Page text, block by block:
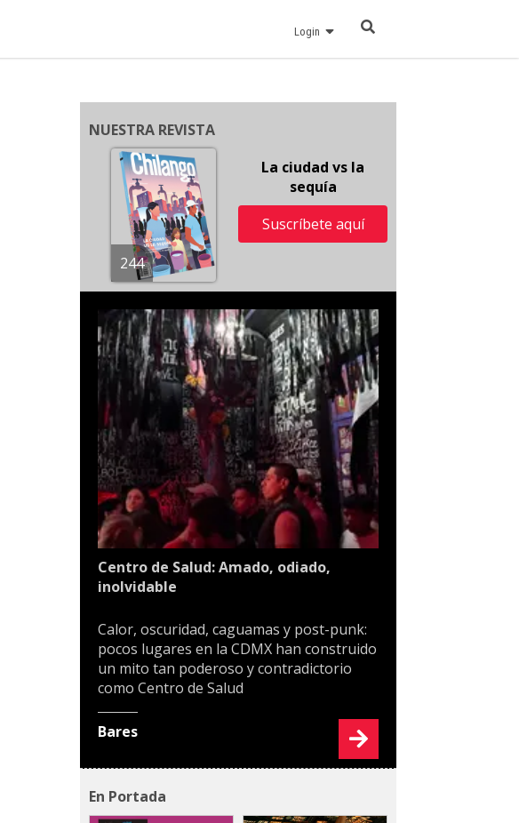
Login
NUESTRA REVISTA
244
La ciudad vs la
sequía
Suscríbete aquí
Centro de Salud: Amado, odiado,
inolvidable
Calor, oscuridad, caguamas y post-punk:
pocos lugares en la CDMX han construido
un mito tan poderoso y contradictorio
como Centro de Salud
Bares
En Portada